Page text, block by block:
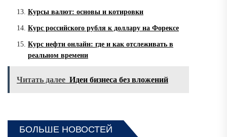
Курсы валют: основы и котировки
Курс российского рубля к доллару на Форексе
Курс нефти онлайн: где и как отслеживать в
реальном времени
Читать далее Идеи бизнеса без вложений
БОЛЬШЕ НОВОСТЕЙ